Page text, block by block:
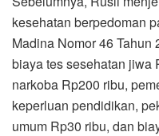
kesehatan berpedoman
Madina Nomor 46 Tahun
biaya tes sesehatan jiwa
narkoba Rp200 ribu,
keperluan pendidikan,
umum Rp30 ribu, dan